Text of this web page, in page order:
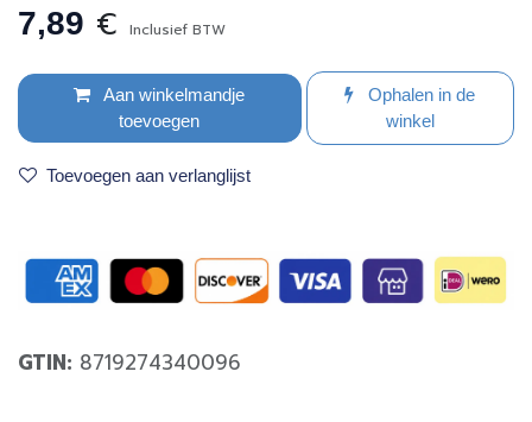
7,89 € Inclusief BTW
Aan winkelmandje
toevoegen
Ophalen in de
winkel
Toevoegen aan verlanglijst
GTIN: 8719274340096